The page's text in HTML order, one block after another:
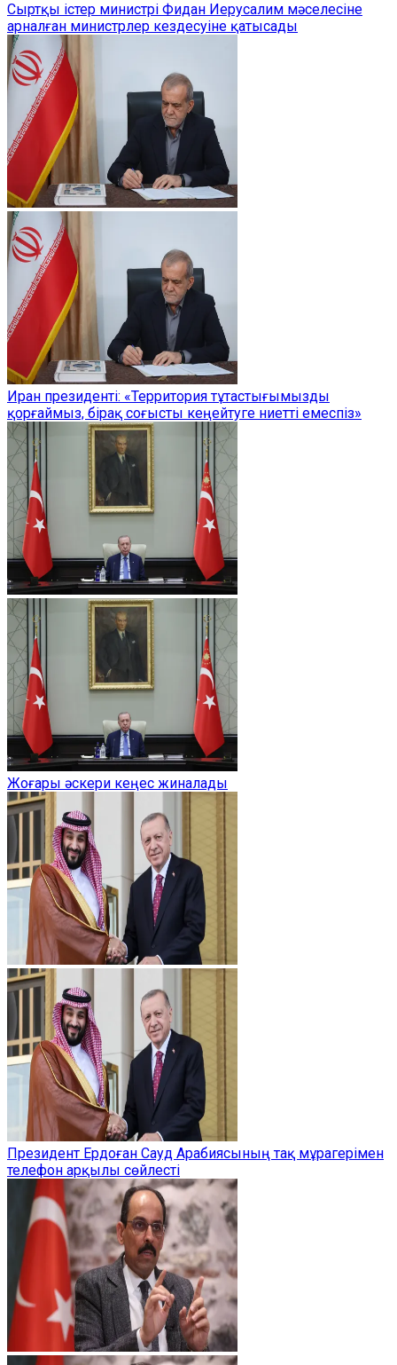
Сыртқы істер министрі Фидан Иерусалим мәселесіне
арналған министрлер кездесуіне қатысады
Иран президенті: «Территория тұтастығымызды
қорғаймыз, бірақ соғысты кеңейтуге ниетті емеспіз»
Жоғары әскери кеңес жиналады
Президент Ердоған Сауд Арабиясының тақ мұрагерімен
телефон арқылы сөйлесті